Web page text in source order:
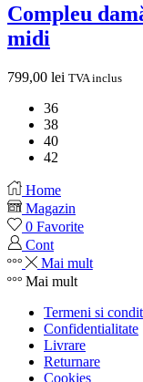
Compleu
midi
799,00 lei TVA inclus
36
38
40
42
Home
Magazin
0 Favorite
Cont
Mai mult
Mai mult
Termeni si
Confidentialitate
Livrare
Returnare
Cookies